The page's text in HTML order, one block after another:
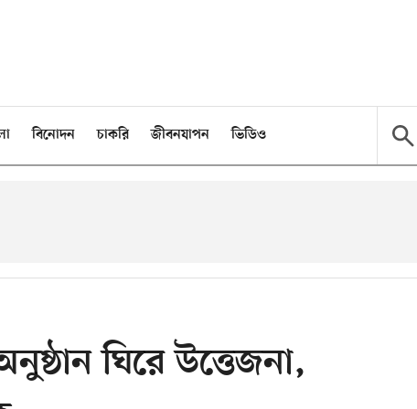
বিনোদন চাকরি জীবনযাপন ভিডিও
ঘিরে উত্তেজনা,